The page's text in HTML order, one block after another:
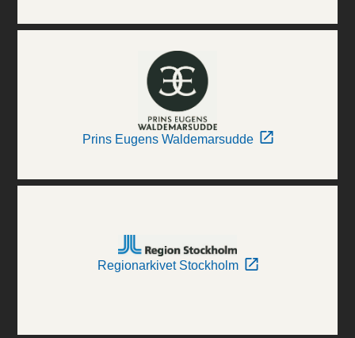
Prins Eugens Waldemarsudde
Regionarkivet Stockholm